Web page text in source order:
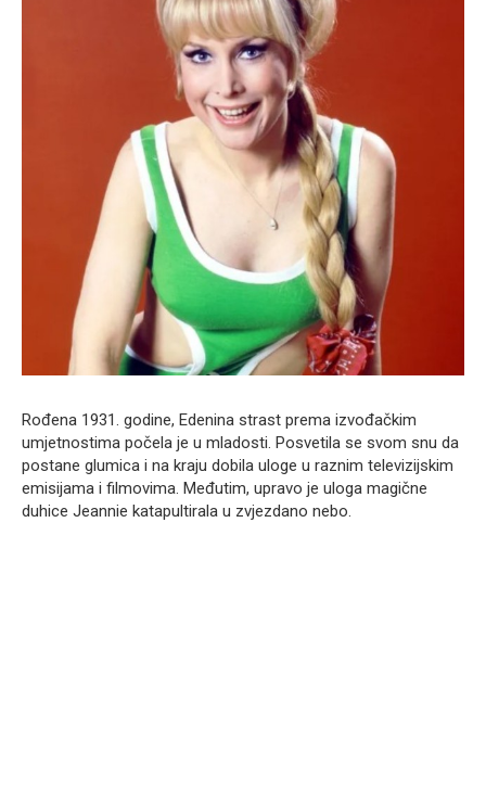
Rođena 1931. godine, Edenina strast prema izvođačkim
umjetnostima počela je u mladosti. Posvetila se svom snu da
postane glumica i na kraju dobila uloge u raznim televizijskim
emisijama i filmovima. Međutim, upravo je uloga magične
duhice Jeannie katapultirala u zvjezdano nebo.